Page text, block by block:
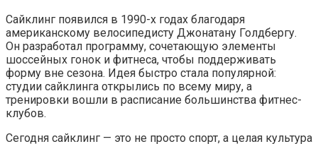
Сайклинг появился в 1990-х годах благодаря
американскому велосипедисту Джонатану Голдбергу.
Он разработал программу, сочетающую элементы
шоссейных гонок и фитнеса, чтобы поддерживать
форму вне сезона. Идея быстро стала популярной:
студии сайклинга открылись по всему миру, а
тренировки вошли в расписание большинства фитнес-
клубов.
Сегодня сайклинг — это не просто спорт, а целая культура